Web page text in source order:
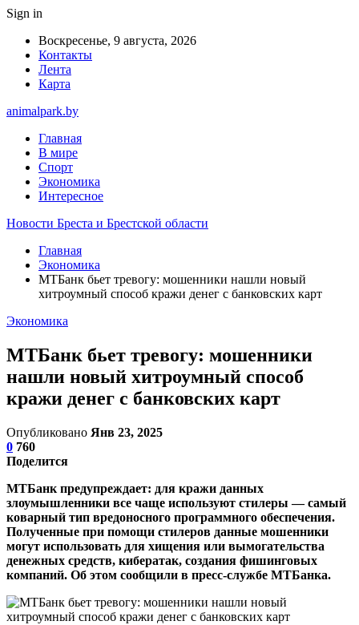
Sign in
Воскресенье, 9 августа, 2026
Контакты
Лента
Карта
animalpark.by
Главная
В мире
Спорт
Экономика
Интересное
Новости Бреста и Брестской области
Главная
Экономика
МТБанк бьет тревогу: мошенники нашли новый
хитроумный способ кражи денег с банковских карт
Экономика
МТБанк бьет тревогу: мошенники
нашли новый хитроумный способ
кражи денег с банковских карт
Опубликовано Янв 23, 2025
0 760
Поделится
МТБанк предупреждает: для кражи данных
злоумышленники все чаще используют стилеры — самый
коварный тип вредоносного программного обеспечения.
Полученные при помощи стилеров данные мошенники
могут использовать для хищения или вымогательства
денежных средств, кибератак, создания фишинговых
компаний. Об этом сообщили в пресс-службе МТБанка.